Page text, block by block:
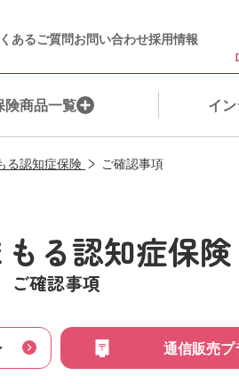
あるご質問お問い合わせ採用情報
ン
由
求
変更
手続き​
険商品一覧 イ
一覧
ービス一覧
のご紹介
へ​
る認知症保険 ご確認事項
る認知症保険
ご確認事項
通信販売プ